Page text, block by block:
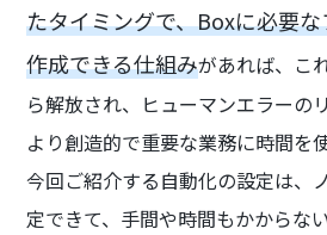
たタイミングで、Boxに必要
作成できる仕組みがあれば、こ
ら解放され、ヒューマンエラーの
より創造的で重要な業務に時間を
今回ご紹介する自動化の設定は、
定できて、手間や時間もかからな